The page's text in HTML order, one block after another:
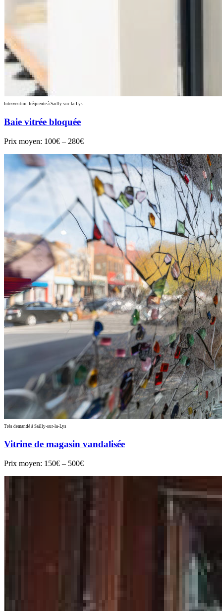
Intervention fréquente à Sailly-sur-la-Lys
Baie vitrée bloquée
Prix moyen: 100€ – 280€
Très demandé à Sailly-sur-la-Lys
Vitrine de magasin vandalisée
Prix moyen: 150€ – 500€